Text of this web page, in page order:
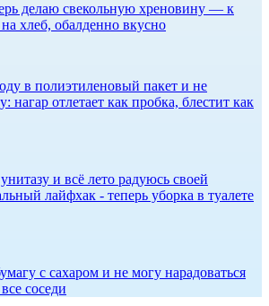
делаю свекольную хреновину — к
хлеб, обалденно вкусно
в полиэтиленовый пакет и не
нагар отлетает как пробка, блестит как
и всё лето радуюсь своей
лайфхак - теперь уборка в туалете
с сахаром и не могу нарадоваться
соседи